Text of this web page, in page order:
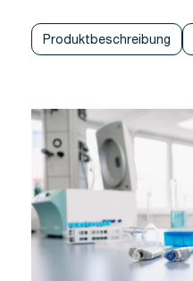
Produktbeschreibung